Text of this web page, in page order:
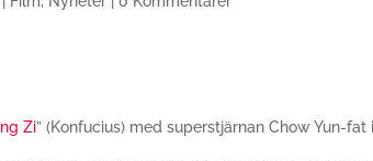
Zi” (Konfucius) med superstjärnan Chow Yun-fat